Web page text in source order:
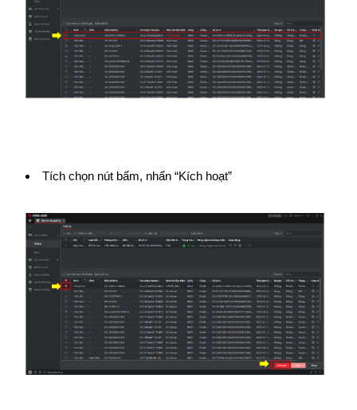
Tích chọn nút bấm, nhấn “Kích hoạt”